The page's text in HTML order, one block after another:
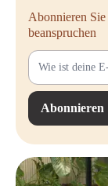
Abonnieren Sie
beanspruchen
Abonnieren